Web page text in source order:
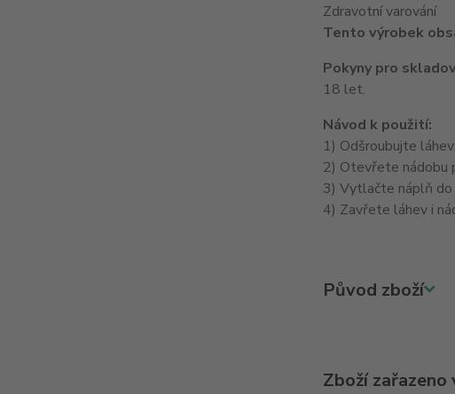
Zdravotní varování
Tento výrobek
Pokyny pro
18 let.
Návod k použití:
1) Odšroubujte láhev;
2) Otevřete nádobu
3) Vytlačte náplň do
4) Zavřete láhev i
Původ zboží
Zboží